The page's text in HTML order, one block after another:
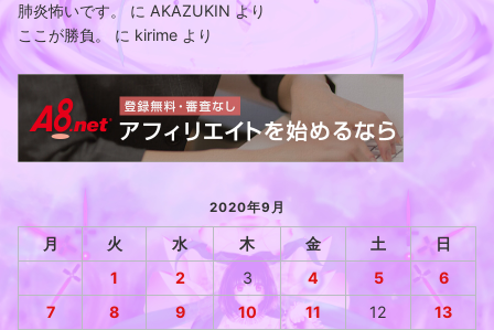
肺炎怖いです。 に AKAZUKIN より
ここが勝負。
に kirime より
2020年9月
月 火 水 木 金 土
日
1
2 3 4 5
6
7
8 9 10 11 12
13